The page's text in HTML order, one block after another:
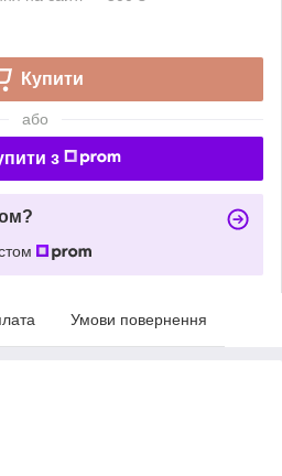
Купити
або
з
Умови повернення